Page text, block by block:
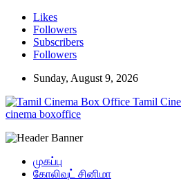
Likes
Followers
Subscribers
Followers
Sunday, August 9, 2026
Tamil
cinema boxoffice
முகப்பு
கோலிவுட் சினிமா